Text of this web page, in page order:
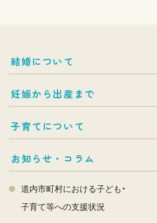
結婚について
妊娠から出産まで
子育てについて
お知らせ・コラム
道内市町村における子ども・
子育て等への支援状況